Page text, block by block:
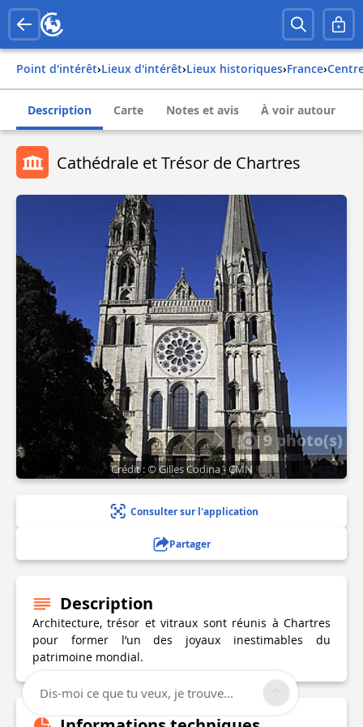
Point d'intérêt› Lieux d'intérêt› Lieux historiques› france›
Description Carte Notes et avis À voir autour
Cathédrale et Trésor de Chartres
9 photo(s)
Crédit : © Gilles Codina - CMN
Consulter sur l'application
Partager
Description
Architecture, trésor et vitraux sont réunis à Chartres
pour former l’un des joyaux inestimables du
patrimoine mondial.
Dis-moi ce que tu veux, je trouve...